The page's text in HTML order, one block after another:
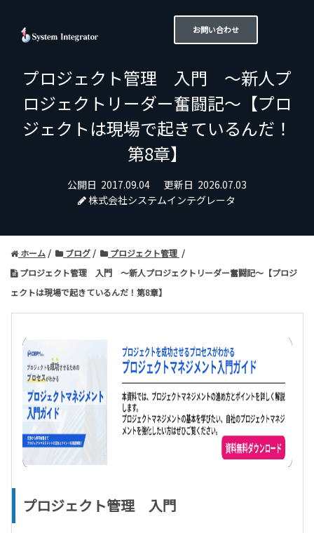
お問い合わせ
プロジェクト管理 入門 〜新人プ
ロジェクトリーダー奮闘記～【プロ
ジェクトは現場で起きているんだ！
第8章】
公開日 2017.09.04 更新日 2026.07.03
株式会社システムインテグレータ
ホーム ブログ
プロジェクト管理
プロジェクト管理 入門 〜新人プロジェクトリーダー奮闘記～【プロジ
ェクトは現場で起きているんだ！第8章】
プロジェクト管理 入門